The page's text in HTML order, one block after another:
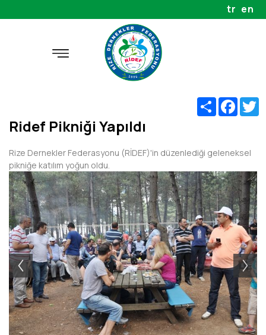
Ridef Pikniği Yapıldı
Rize Dernekler Federasyonu (RİDEF)'in düzenlediği geleneksel
pikniğe katılım yoğun oldu.
Share
tr en